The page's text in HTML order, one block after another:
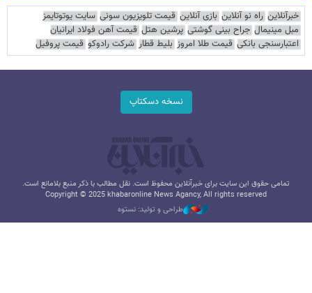
خبرآنلاین راه نو آنلاین بازی آنلاین قیمت تلویزیون سونی سایت یوتوتایمز
مبل مینیمال جراح بینی گوشتی پرشین هتل قیمت آهن فولاد ایرانیان
اعتبارسنجی بانکی قیمت طلا امروز بلیط قطار شرکت رادوکو قیمت پروفیل
نسخه دسکتاپ
تمامی حقوق این سایت برای خبرآنلاین محفوظ است. نقل مطالب با ذکر منبع بلامانع است.
Copyright © 2025 khabaronline News Agancy, All rights reserved
طراحی و تولید: نستوه